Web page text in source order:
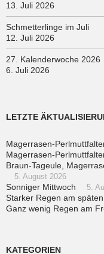
13. Juli 2026
Schmetterlinge im Juli
12. Juli 2026
27. Kalenderwoche 2026
6. Juli 2026
LETZTE
Magerrasen-
Magerrasen-
Braun-Tageule,
5. August 2026
Sonniger Mittwoch 5.
Starker Regen am
Ganz wenig Regen am
KATEGORIEN